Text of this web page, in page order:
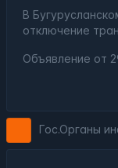
В
отключение
Объявление от
Гос.Органы